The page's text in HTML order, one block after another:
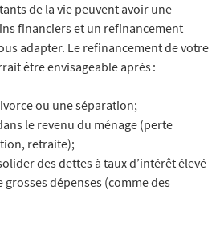
de la vie peuvent avoir une
financiers et un refinancement
adapter. Le refinancement de votre
être envisageable après :
ou une séparation;
le revenu du ménage (perte
retraite);
des dettes à taux d’intérêt élevé
dépenses (comme des